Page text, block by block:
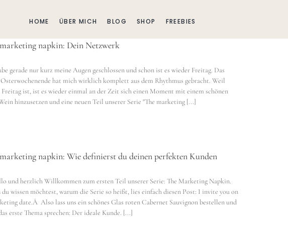
HOME ÜBER MICH BLOG SHOP FREEBIES
napkin: Dein Netzwerk
gerade nur kurz meine Augen geschlossen und schon ist es wieder Freitag. Das
hat mich wirklich komplett aus dem Rhythmus gebracht. Weil
Freitag ist, ist es wieder einmal an der Zeit sich einen Moment mit einem schönen
hinzusetzen und eine neuen Teil unserer Serie "The marketing [...]
napkin: Wie definierst du deinen perfekten Kunden
und herzlich Willkommen zum ersten Teil unserer Serie: The Marketing Napkin.
du wissen möchtest, warum die Serie so heißt, lies einfach diesen Post: I invite you on
date.Â Also lass uns ein schönes Glas roten Cabernet Sauvignon bestellen und
erste Thema sprechen: Der ideale Kunde. [...]